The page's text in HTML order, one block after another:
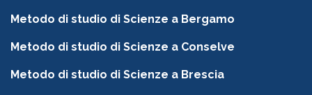
Metodo di studio di Scienze a Bergamo
Metodo di studio di Scienze a Conselve
Metodo di studio di Scienze a Brescia